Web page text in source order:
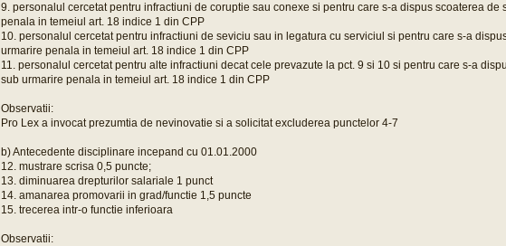
9. personalul cercetat pentru infractiuni de coruptie sau conexe si pentru care s-a dispus scoaterea de
penala in temeiul art. 18 indice 1 din CPP
10. personalul cercetat pentru infractiuni de seviciu sau in legatura cu serviciul si pentru care s-a
urmarire penala in temeiul art. 18 indice 1 din CPP
11. personalul cercetat pentru alte infractiuni decat cele prevazute la pct. 9 si 10 si pentru care s-a
sub urmarire penala in temeiul art. 18 indice 1 din CPP
Observatii:
Pro Lex a invocat prezumtia de nevinovatie si a solicitat excluderea punctelor 4-7
b) Antecedente disciplinare incepand cu 01.01.2000
12. mustrare scrisa 0,5 puncte;
13. diminuarea drepturilor salariale 1 punct
14. amanarea promovarii in grad/functie 1,5 puncte
15. trecerea intr-o functie inferioara
Observatii: